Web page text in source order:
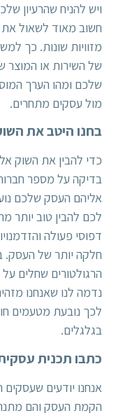
ויש להניח שהרעיון
חשוב מאוד לשאול
מזוויות שונות. כך
של השירות או המוצר
שלכם ומהו הערך
מול עסקים מתחרים.
בחנו היטב את
כדי להבין את השוק
בדיקה על מספר
אליהם העסק שלכם
לכם להבין טוב יותר
דפוסי פעולה
חלקה יותר של העסק.
הרגולטורים שחלים
נדמה לנו שאנחנו
לכך נובעת מטעמים
בגלגלים.
כתבו תכנית
אנחנו יודעים שעסקים
הקמת העסק והם